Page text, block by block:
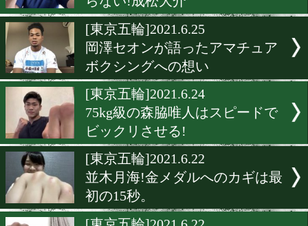
五輪日本代表の並木月海が
恵里と極秘スパー
[東京五輪]2021.6.29
モスクワ五輪幻の日本代表
火を繋いだ!副島保彦さん
[東京五輪]2021.6.25
田中亮明が語った弟恒成と